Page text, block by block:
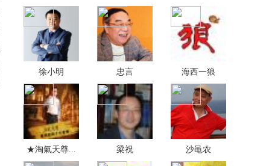
徐小明 忠言 海西一狼
★淘氣天尊... 梁祝 沙黾农